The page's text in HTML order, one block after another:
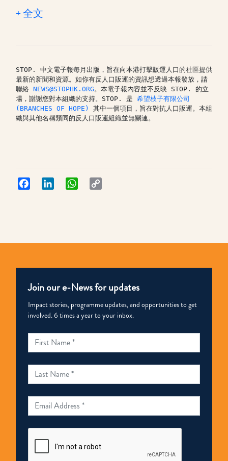
+ 全文
STOP. 中文電子報每月出版，旨在向本港打擊販運人口的社區提供
最新的新聞和資源。如你有反人口販運的資訊想透過本報發放，請
聯絡 NEWS@STOPHK.ORG。本電子報內容並不反映 STOP. 的立
場，謝謝您對本組織的支持。STOP. 是 希望枝子有限公司
(BRANCHES OF HOPE)
其中一個項目，旨在對抗人口販運。本組
織與其他名稱類同的反人口販運組織並無關連。
Facebook LinkedIn WhatsApp
Join our e-News for updates
Impact stories, programme updates, and opportunities to get
involved. 6 times a year to your inbox.